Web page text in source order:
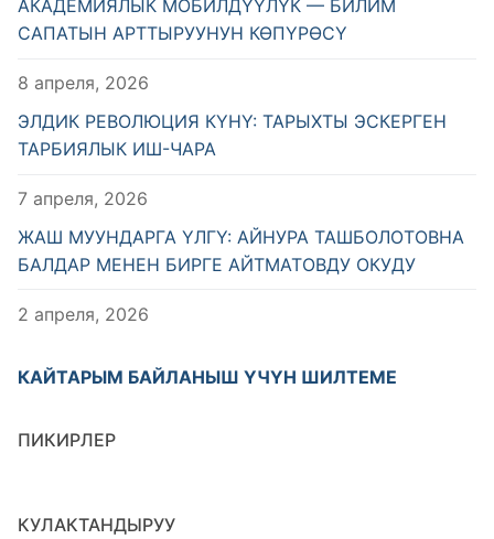
АКАДЕМИЯЛЫК МОБИЛДҮҮЛҮК — БИЛИМ
САПАТЫН АРТТЫРУУНУН КӨПҮРӨСҮ
8 апреля, 2026
ЭЛДИК РЕВОЛЮЦИЯ КҮНҮ: ТАРЫХТЫ ЭСКЕРГЕН
ТАРБИЯЛЫК ИШ-ЧАРА
7 апреля, 2026
ЖАШ МУУНДАРГА ҮЛГҮ: АЙНУРА ТАШБОЛОТОВНА
БАЛДАР МЕНЕН БИРГЕ АЙТМАТОВДУ ОКУДУ
2 апреля, 2026
КАЙТАРЫМ БАЙЛАНЫШ ҮЧҮН ШИЛТЕМЕ
ПИКИРЛЕР
КУЛАКТАНДЫРУУ